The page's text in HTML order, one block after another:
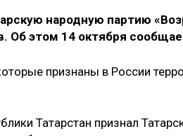
народную партию
Об этом 14 октября
признаны в России
Татарстан признал